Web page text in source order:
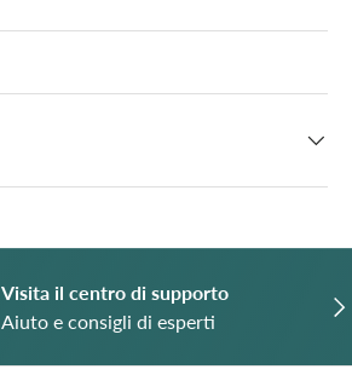
Visita il centro di supporto
Aiuto e consigli di esperti